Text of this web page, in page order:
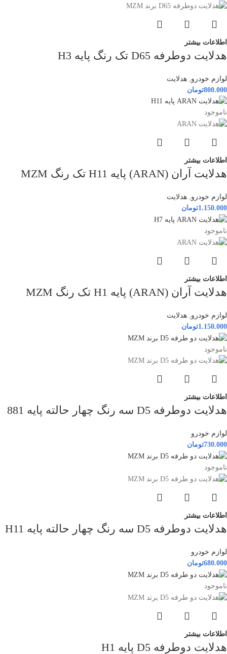
اطلاعات بیشتر
هدلایت دوطرفه D65 تک رنگ پایه H3
لوازم خودرو هدلایت
800.000تومان
ناموجود
اطلاعات بیشتر
هدلایت آران (ARAN) پایه H11 تک رنگ MZM
لوازم خودرو, هدلایت
1.150.000تومان
ناموجود
اطلاعات بیشتر
هدلایت آران (ARAN) پایه H1 تک رنگ MZM
لوازم خودرو هدلایت
1.150.000تومان
ناموجود
اطلاعات بیشتر
هدلایت دوطرفه D5 سه رنگ چهار حالته پایه 881
لوازم خودرو
730.000تومان
ناموجود
اطلاعات بیشتر
هدلایت دوطرفه D5 سه رنگ چهار حالته پایه H11
لوازم خودرو
680.000تومان
ناموجود
اطلاعات بیشتر
هدلایت دوطرفه D5 پایه H1